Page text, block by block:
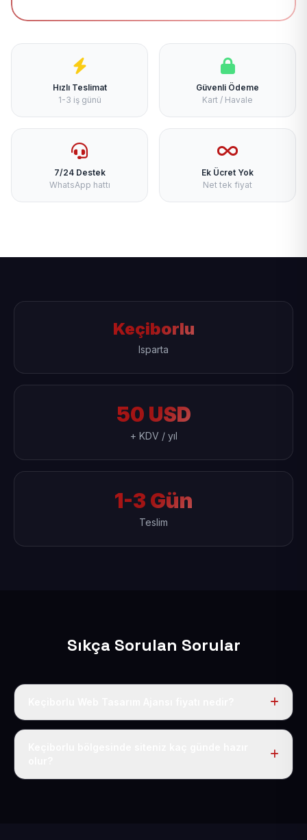
Hızlı Teslimat
1-3 iş günü
Güvenli Ödeme
Kart / Havale
7/24 Destek
WhatsApp hattı
Ek Ücret Yok
Net tek fiyat
Keçiborlu
Isparta
50 USD
+ KDV / yıl
1-3 Gün
Teslim
Sıkça Sorulan Sorular
Tek fiyat uygulanır: yıllık 50 USD + KDV. Bu bedele alan